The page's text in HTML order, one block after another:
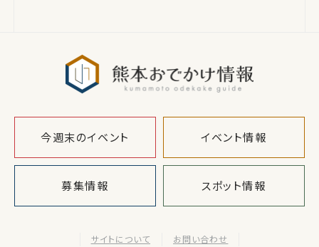
今週末のイベント イベント情報
募集情報 スポット情報
サイトについて お問い合わせ